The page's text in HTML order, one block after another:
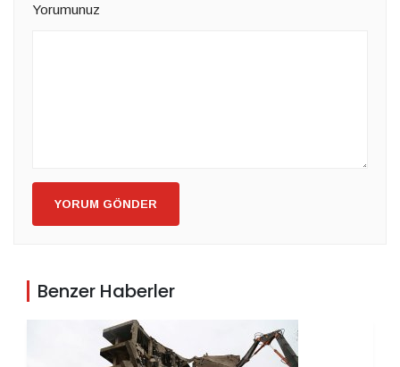
Yorumunuz
YORUM GÖNDER
Benzer Haberler